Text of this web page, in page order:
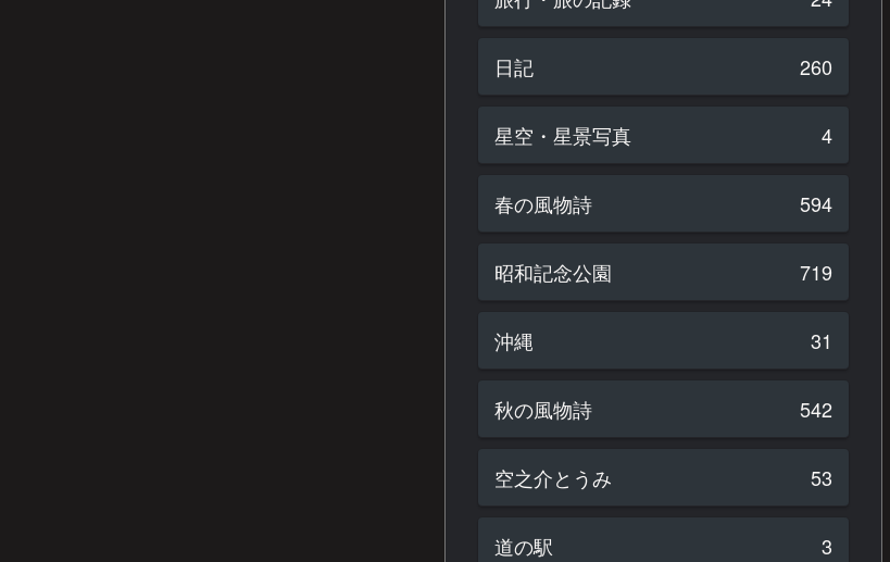
日記 260
星空・星景写真 4
春の風物詩 594
昭和記念公園 719
沖縄 31
秋の風物詩 542
空之介とうみ 53
道の駅 3